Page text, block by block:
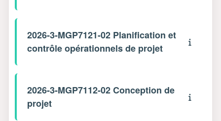
2026-3-MGP7121-02 Planification et
contrôle opérationnels de projet
2026-3-MGP7112-02 Conception de
projet